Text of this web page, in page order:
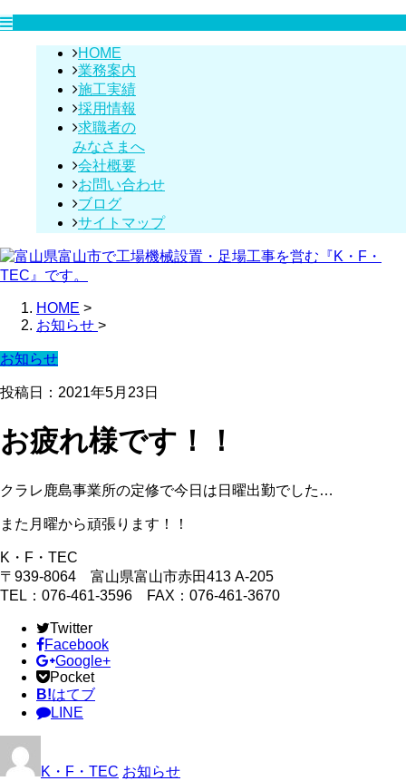
HOME
業務案内
施工実績
採用情報
求職者の
みなさまへ
会社概要
お問い合わせ
ブログ
サイトマップ
HOME >
お知らせ >
お知らせ
投稿日：2021年5月23日
お疲れ様です！！
クラレ鹿島事業所の定修で今日は日曜出勤でした…
また月曜から頑張ります！！
K・F・TEC
〒939-8064 富山県富山市赤田413 A-205
TEL：076-461-3596 FAX：076-461-3670
Twitter
Facebook
Google+
Pocket
B!はてブ
LINE
K・F・TEC お知らせ